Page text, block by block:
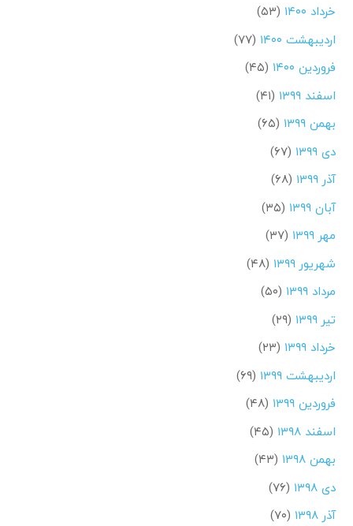
خرداد ۱۴۰۰
(۵۳)
اردیبهشت ۱۴۰۰
(۷۷)
فروردین ۱۴۰۰
(۴۵)
اسفند ۱۳۹۹
(۴۱)
بهمن ۱۳۹۹
(۶۵)
دی ۱۳۹۹
(۶۷)
آذر ۱۳۹۹
(۶۸)
آبان ۱۳۹۹
(۳۵)
مهر ۱۳۹۹
(۳۷)
شهریور ۱۳۹۹
(۴۸)
مرداد ۱۳۹۹
(۵۰)
تیر ۱۳۹۹
(۲۹)
خرداد ۱۳۹۹
(۲۳)
اردیبهشت ۱۳۹۹
(۶۹)
فروردین ۱۳۹۹
(۴۸)
اسفند ۱۳۹۸
(۴۵)
بهمن ۱۳۹۸
(۴۳)
دی ۱۳۹۸
(۷۶)
آذر ۱۳۹۸
(۷۰)